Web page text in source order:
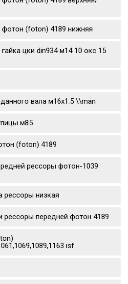
фотон (foton) 4189 нижняя
цки din934 м14 10 окс 15
вала м16x1.5 \\man
м85
(foton) 4189
рессоры фотон-1039
рессоры низкая
рессоры передней фотон 4189
isf